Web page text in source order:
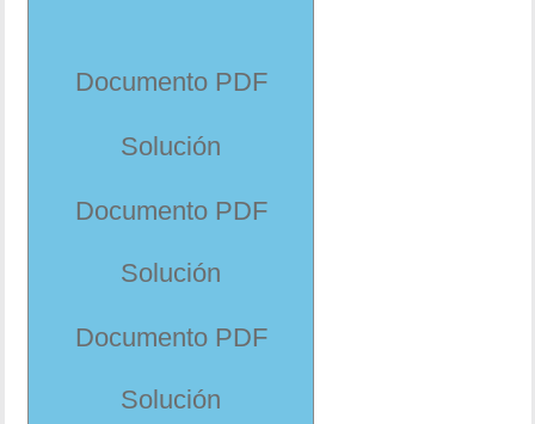
Documento PDF
Solución
Documento PDF
Solución
Documento PDF
Solución